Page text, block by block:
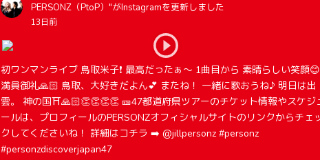
PERSONZ（PtoP）"がInstagramを更新しました
13日前
初ワンマンライブ 鳥取米子❗️ 最高だったぁ〜 1曲目から 素晴らしい笑顔😊
満員御礼🙏🏻 鳥取、大好きだよん💕 またね！ 一緒に歌おうね♪ 明日は出
雲。 神の国⛩️🙏🏻👏👏👏👏 🎫47都道府県ツアーのチケット情報やスケジ
ールは、プロフィールのPERSONZオフィシャルサイトのリンクからチェ
クしてくださいね！ 詳細はコチラ ➡️ @jillpersonz #personz
#personzdiscoverjapan47